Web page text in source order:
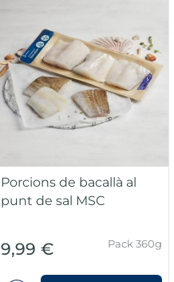
Porcions de bacallà al
punt de sal MSC
9,99 € Pack 360g